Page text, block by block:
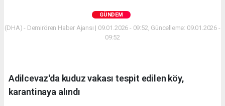
GÜNDEM
(DHA) - Demirören Haber Ajansı | 09.01.2026 - 09:52, Güncelleme: 09.01.2026 -
09:52
Adilcevaz'da kuduz vakası tespit edilen köy,
karantinaya alındı